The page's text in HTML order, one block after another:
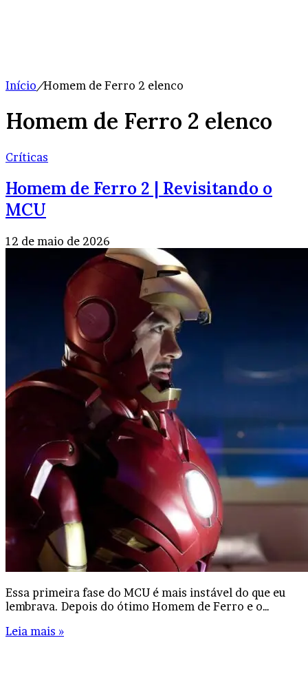
Início/Homem de Ferro 2 elenco
Homem de Ferro 2 elenco
Críticas
Homem de Ferro 2 | Revisitando o
MCU
12 de maio de 2026
Essa primeira fase do MCU é mais instável do que eu
lembrava. Depois do ótimo Homem de Ferro e o…
Leia mais »